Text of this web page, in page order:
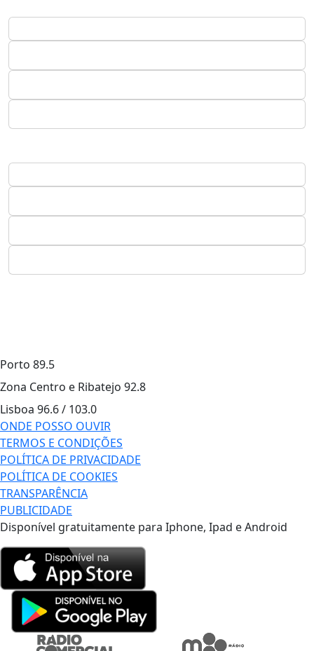
Porto 89.5
Zona Centro e Ribatejo 92.8
Lisboa 96.6 / 103.0
ONDE POSSO OUVIR
TERMOS E CONDIÇÕES
POLÍTICA DE PRIVACIDADE
POLÍTICA DE COOKIES
TRANSPARÊNCIA
PUBLICIDADE
Disponível gratuitamente para Iphone, Ipad e Android